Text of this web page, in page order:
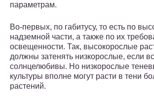
параметрам.
Во-первых, по габитусу, то есть по
надземной части, а также по их
освещенности. Так, высокорослые
должны затенять низкорослые, если
солнцелюбивы. Но низкорослые
культуры вполне могут расти в тени
растений.